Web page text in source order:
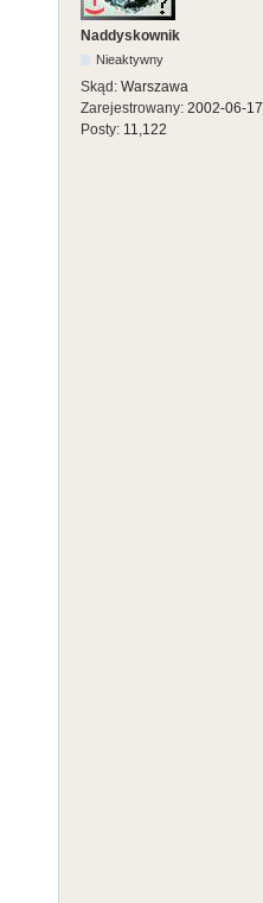
Naddyskownik
Nieaktywny
Skąd: Warszawa
Zarejestrowany: 2002-06-17
Posty: 11,122